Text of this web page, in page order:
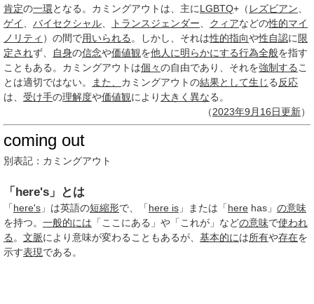
肯定の一環となる。カミングアウトは、主にLGBTQ+（ レズビアン
ゲイ
バイセクシャル トランスジェンダー クィアなどの性的マイ
ノリティ ）の間で用いられる 。しかし、それは性的指向や性自認に 限
定されず、 自身の信念や価値観を他人に明らかにする行為全般を指す
こともある。カミングアウトは個々の自由であり、それを強制する こ
とは適切ではない。
また、 カミングアウトの結果として生じる 反応
は、 受け手の理解度や価値観により 大きく 異なる。
（2023年9月16日更新）
coming out
別表記： カミングアウト
「here's」とは
「here's 」は英語の短縮形で、「here is 」または「here has」 の意味
を持つ。 一般的には 「ここにある」や「これが」などの意味で使われ
る 。 文脈により意味が変わることもあるが、 基本的には所有や存在を
示す表現である。